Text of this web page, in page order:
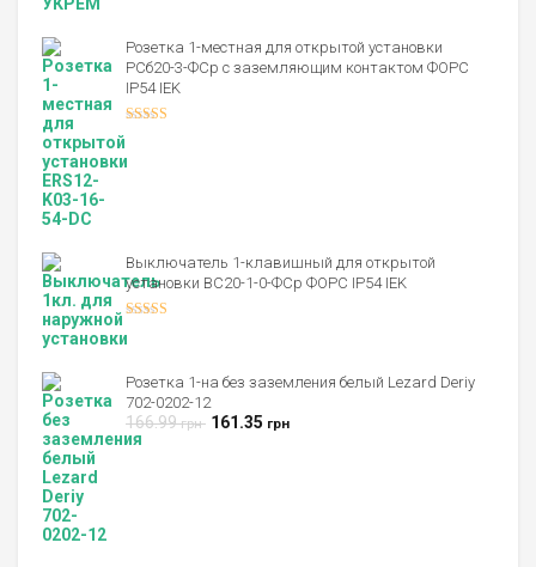
Розетка 1-местная для открытой установки
РСб20-3-ФСр с заземляющим контактом ФОРС
IP54 IEK
Выключатель 1-клавишный для открытой
установки ВС20-1-0-ФСр ФОРС IP54 IEK
4.00
Розетка 1-на без заземления белый Lezard Deriy
702-0202-12
166.99грн 161.35 грн